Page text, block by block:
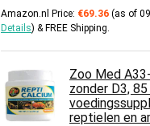
Amazon.nl Price: €69.36 (as of
Details) & FREE Shipping.
Zoo Med
zonder D3, 85
reptielen en